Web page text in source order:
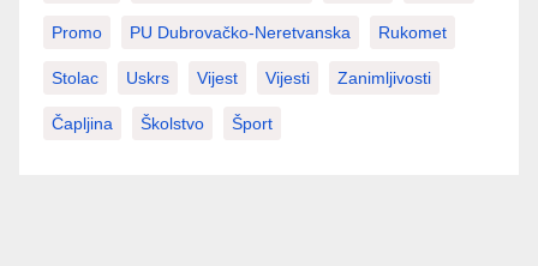
Promo PU Dubrovačko-Neretvanska Rukomet
Stolac Uskrs Vijest Vijesti Zanimljivosti
Čapljina Školstvo Šport